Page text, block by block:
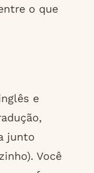
o que
e
junto
Você